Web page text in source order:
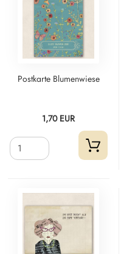
Postkarte Blumenwiese
1,70 EUR